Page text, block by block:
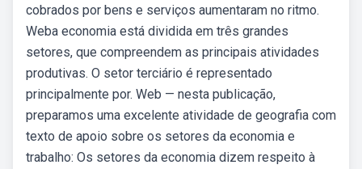
cobrados por bens e serviços aumentaram no ritmo.
Weba economia está dividida em três grandes
setores, que compreendem as principais atividades
produtivas. O setor terciário é representado
principalmente por. Web — nesta publicação,
preparamos uma excelente atividade de geografia com
texto de apoio sobre os setores da economia e
trabalho: Os setores da economia dizem respeito à